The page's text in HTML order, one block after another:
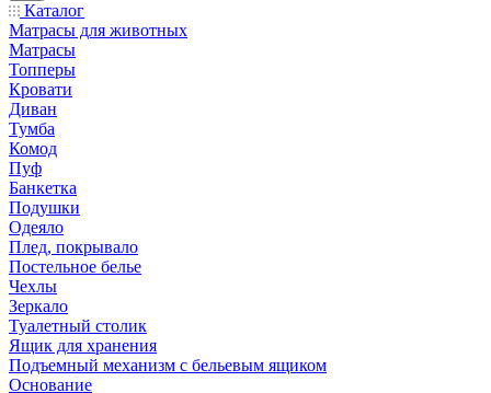
Каталог
Матрасы для животных
Матрасы
Топперы
Кровати
Диван
Тумба
Комод
Пуф
Банкетка
Подушки
Одеяло
Плед, покрывало
Постельное белье
Чехлы
Зеркало
Туалетный столик
Ящик для хранения
Подъемный механизм с бельевым ящиком
Основание